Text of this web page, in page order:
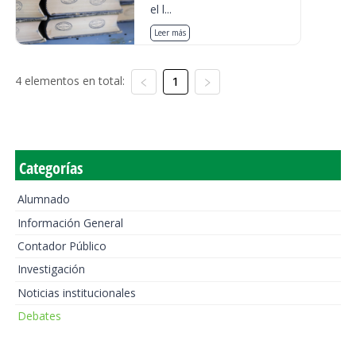
el l...
Leer más
4 elementos en total: 1
Categorías
Alumnado
Información General
Contador Público
Investigación
Noticias institucionales
Debates